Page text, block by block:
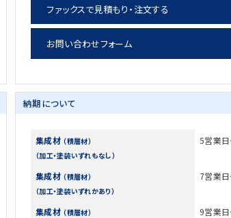
ファックスで見積もり・注文する
お問い合わせフォーム
納期について
集成材 （積層材）
（加工・塗装いずれもなし）
5営業
集成材 （積層材）
（加工・塗装いずれかあり）
7営業
集成材 （積層材）
9営業